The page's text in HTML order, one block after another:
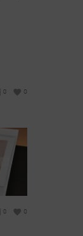
0 0
0 0